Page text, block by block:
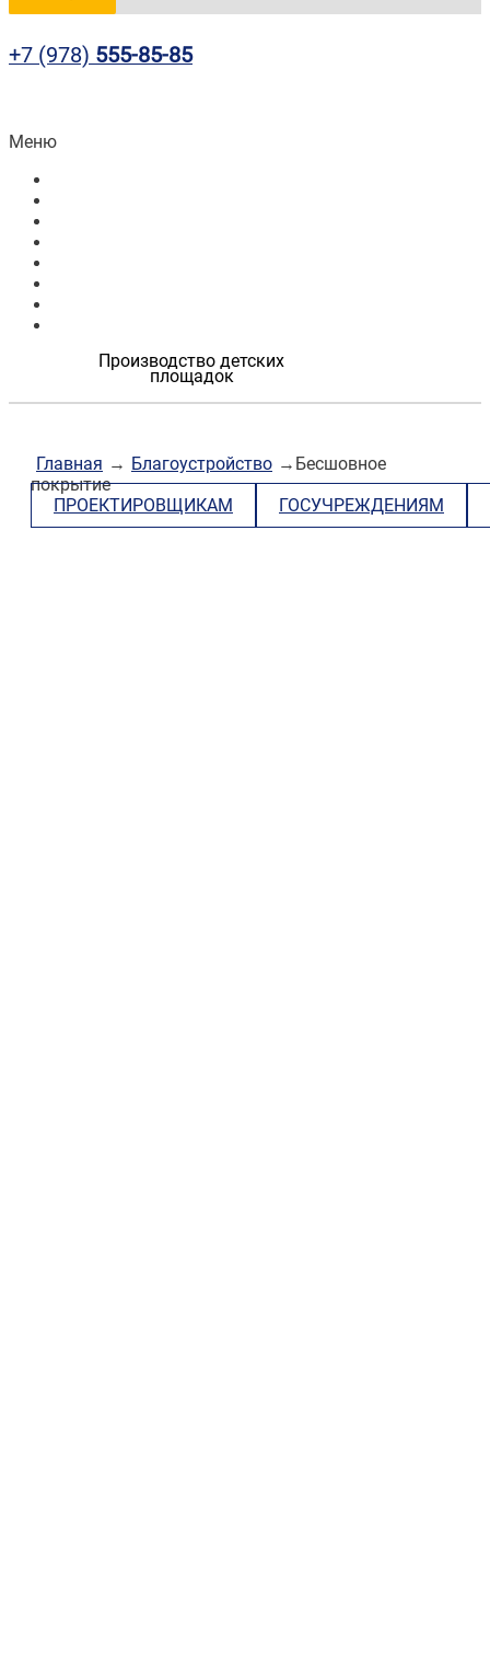
+7 (978) 555-85-85
Меню
Производство детских
площадок
Главная → Благоустройство →Бесшовное
покрытие
ПРОЕКТИРОВЩИКАМ
ГОСУЧРЕЖДЕНИЯМ